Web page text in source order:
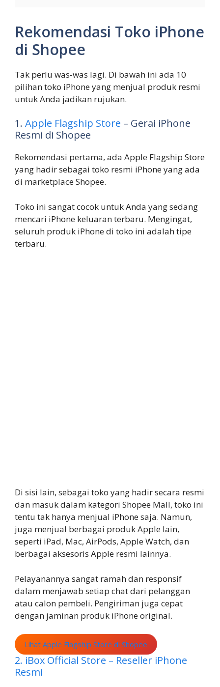
Rekomendasi Toko iPhone
di Shopee
Tak perlu was-was lagi. Di bawah ini ada 10
pilihan toko iPhone yang menjual produk resmi
untuk Anda jadikan rujukan.
1. Apple Flagship Store – Gerai iPhone
Resmi di Shopee
Rekomendasi pertama, ada Apple Flagship Store
yang hadir sebagai toko resmi iPhone yang ada
di marketplace Shopee.
Toko ini sangat cocok untuk Anda yang sedang
mencari iPhone keluaran terbaru. Mengingat,
seluruh produk iPhone di toko ini adalah tipe
terbaru.
Di sisi lain, sebagai toko yang hadir secara resmi
dan masuk dalam kategori Shopee Mall, toko ini
tentu tak hanya menjual iPhone saja. Namun,
juga menjual berbagai produk Apple lain,
seperti iPad, Mac, AirPods, Apple Watch, dan
berbagai aksesoris Apple resmi lainnya.
Pelayanannya sangat ramah dan responsif
dalam menjawab setiap chat dari pelanggan
atau calon pembeli. Pengiriman juga cepat
dengan jaminan produk iPhone original.
Lihat Apple Flagship Store di Shopee
2. iBox Official Store – Reseller iPhone
Resmi